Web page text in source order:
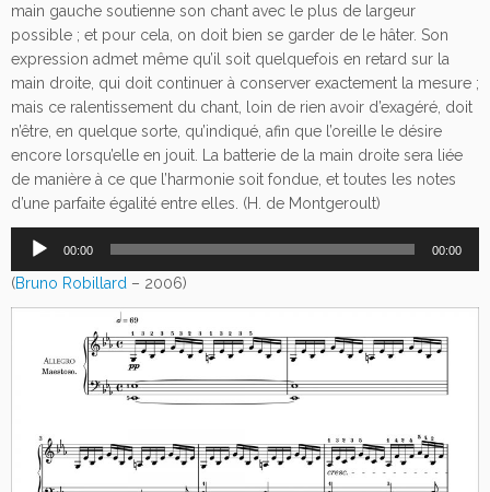
a
main gauche soutienne son chant avec le plus de largeur
possible ; et pour cela, on doit bien se garder de le hâter. Son
expression admet même qu’il soit quelquefois en retard sur la
main droite, qui doit continuer à conserver exactement la mesure ;
mais ce ralentissement du chant, loin de rien avoir d’exagéré, doit
n’être, en quelque sorte, qu’indiqué, afin que l’oreille le désire
encore lorsqu’elle en jouit. La batterie de la main droite sera liée
de manière à ce que l’harmonie soit fondue, et toutes les notes
d’une parfaite égalité entre elles. (H. de Montgeroult)
Lecteur
audio
00:00 00:00
(Bruno Robillard – 2006)